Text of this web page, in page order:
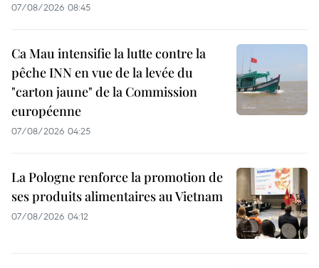
07/08/2026 08:45
Ca Mau intensifie la lutte contre la
pêche INN en vue de la levée du
"carton jaune" de la Commission
européenne
07/08/2026 04:25
La Pologne renforce la promotion de
ses produits alimentaires au Vietnam
07/08/2026 04:12